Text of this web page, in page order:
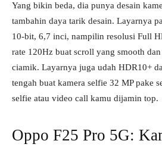
Yang bikin beda, dia punya desain
tambahin daya tarik desain. Layarnya
10-bit, 6,7 inci, nampilin resolusi Full
rate 120Hz buat scroll yang smooth
ciamik. Layarnya juga udah HDR10+
tengah buat kamera selfie 32 MP pake
selfie atau video call kamu dijamin top.
Oppo F25 Pro 5G: